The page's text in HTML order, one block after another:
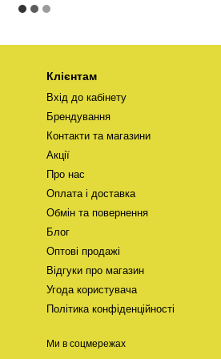
Клієнтам
Вхід до кабінету
Брендування
Контакти та магазини
Акції
Про нас
Оплата і доставка
Обмін та повернення
Блог
Оптові продажі
Відгуки про магазин
Угода користувача
Політика конфіденційності
Ми в соцмережах